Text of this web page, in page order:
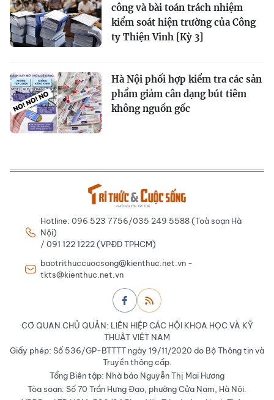
công và bài toán trách nhiệm
kiểm soát hiện trường của Công
ty Thiện Vinh [Kỳ 3]
Hà Nội phối hợp kiểm tra các sản
phẩm giảm cân dạng bút tiêm
không nguồn gốc
Hotline: 096 523 7756/035 249 5588 (Toà soạn Hà
Nội)
/ 091 122 1222 (VPĐD TPHCM)
baotrithuccuocsong@kienthuc.net.vn -
tkts@kienthuc.net.vn
CƠ QUAN CHỦ QUẢN: LIÊN HIỆP CÁC HỘI KHOA HỌC VÀ KỸ
THUẬT VIỆT NAM
Giấy phép: Số 536/GP-BTTTT ngày 19/11/2020 do Bộ Thông tin và
Truyền thông cấp.
Tổng Biên tập: Nhà báo Nguyễn Thị Mai Hương
Tòa soạn: Số 70 Trần Hưng Đạo, phường Cửa Nam, Hà Nội.